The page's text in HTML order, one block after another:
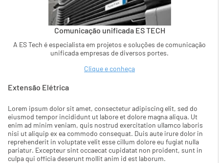
Comunicação unificada ES TECH
A ES Tech é especialista em projetos e soluções de comunicação
unificada empresas de diversos portes.
Clique e conheça
Extensão Elétrica
Lorem ipsum dolor sit amet, consectetur adipiscing elit, sed do
eiusmod tempor incididunt ut labore et dolore magna aliqua. Ut
enim ad minim veniam, quis nostrud exercitation ullamco laboris
nisi ut aliquip ex ea commodo consequat. Duis aute irure dolor in
reprehenderit in voluptate velit esse cillum dolore eu fugiat nulla
pariatur. Excepteur sint occaecat cupidatat non proident, sunt in
culpa qui officia deserunt mollit anim id est laborum.